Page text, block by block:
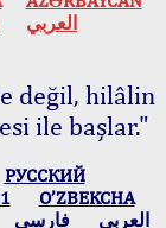
العربي
değil, hilâlin
ile başlar."
РУССКИЙ
O’ZBEKCHA
العربي فارسی